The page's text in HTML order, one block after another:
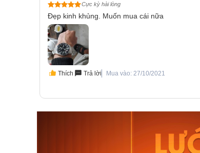
Cực kỳ hài lòng
Đẹp kinh khủng. Muốn mua cái nữa
Thích Trả lời Mua vào: 27/10/2021